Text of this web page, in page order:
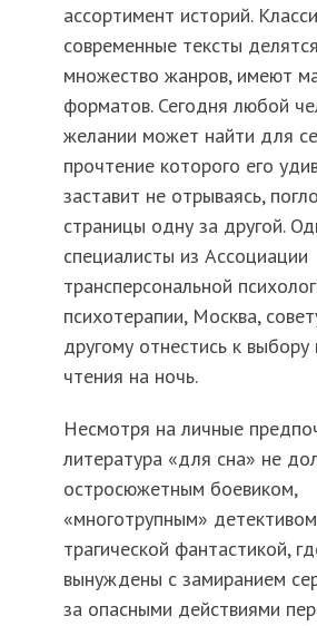
ассортимент историй.
современные тексты
множество жанров, имеют
форматов. Сегодня любой
желании может найти для
прочтение которого его
заставит не отрываясь,
страницы одну за другой.
специалисты из Ассоциации
трансперсональной
психотерапии, Москва,
другому отнестись к выбору
чтения на ночь.
Несмотря на личные
литература «для сна» не
остросюжетным боевиком,
«многотрупным»
трагической фантастикой,
вынуждены с замиранием
за опасными действиями